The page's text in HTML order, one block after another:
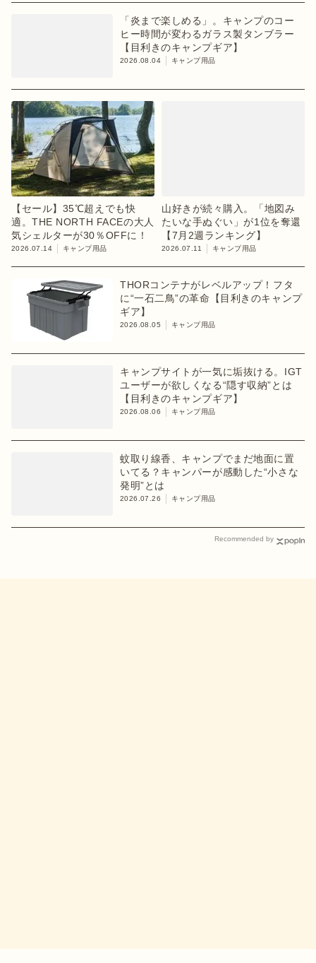
「炎まで楽しめる」。キャンプのコー
ヒー時間が変わるガラス製タンブラー
【目利きのキャンプギア】
2026.08.04 キャンプ用品
【セール】35℃超えでも快
適。THE NORTH FACEの大人
気シェルターが30％OFFに！
2026.07.14 キャンプ用品
山好きが続々購入。「地図み
たいな手ぬぐい」が1位を奪還
【7月2週ランキング】
2026.07.11 キャンプ用品
THORコンテナがレベルアップ！フタ
に“一石二鳥”の革命【目利きのキャンプ
ギア】
2026.08.05 キャンプ用品
キャンプサイトが一気に垢抜ける。IGT
ユーザーが欲しくなる“隠す収納”とは
【目利きのキャンプギア】
2026.08.06 キャンプ用品
蚊取り線香、キャンプでまだ地面に置
いてる？キャンパーが感動した“小さな
発明”とは
2026.07.26 キャンプ用品
Recommended by